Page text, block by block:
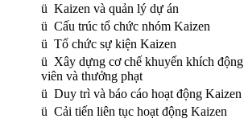
ü Kaizen và quản lý dự án
ü Cấu trúc tổ chức nhóm Kaizen
ü Tổ chức sự kiện Kaizen
ü Xây dựng cơ chế khuyến khích động
viên và thưởng phạt
ü Duy trì và báo cáo hoạt động Kaizen
ü Cải tiến liên tục hoạt động Kaizen